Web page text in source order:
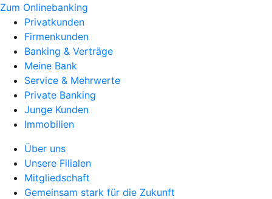
Zum Onlinebanking
Privatkunden
Firmenkunden
Banking & Verträge
Meine Bank
Service & Mehrwerte
Private Banking
Junge Kunden
Immobilien
Über uns
Unsere Filialen
Mitgliedschaft
Gemeinsam stark für die Zukunft